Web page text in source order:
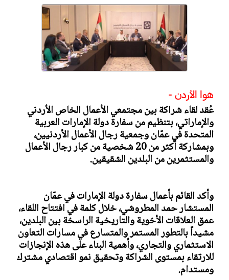
هوا الأردن -
عُقد لقاء شراكة بين مجتمعي الأعمال الخاص الأردني
والإماراتي، بتنظيم من سفارة دولة الإمارات العربية
المتحدة في عمّان وجمعية رجال الأعمال الأردنيين،
وبمشاركة أكثر من 20 شخصية من كبار رجال الأعمال
والمستثمرين من البلدين الشقيقين.
وأكد القائم بأعمال سفارة دولة الإمارات في عمّان
المستشار حمد المطروشي، خلال كلمة في افتتاح اللقاء،
عمق العلاقات الأخوية والتاريخية الراسخة بين البلدين،
مشيداً بالتطور المستمر والمتسارع في مسارات التعاون
الاستثماري والتجاري، وأهمية البناء على هذه الإنجازات
للارتقاء بمستوى الشراكة وتحقيق نمو اقتصادي مشترك
ومستدام.